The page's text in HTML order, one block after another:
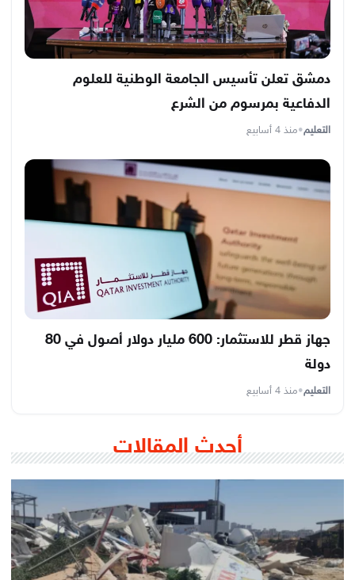
دمشق تعلن تأسيس الجامعة الوطنية للعلوم
الدفاعية بمرسوم من الشرع
التعليم•منذ 4 أسابيع
جهاز قطر للاستثمار: 600 مليار دولار أصول في 80
دولة
التعليم•منذ 4 أسابيع
أحدث المقالات